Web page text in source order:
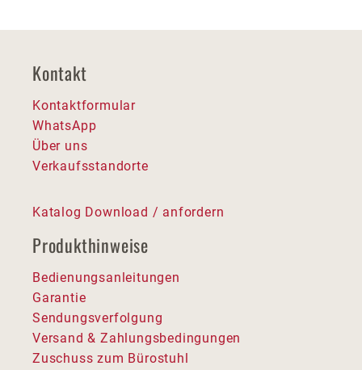
Kontakt
Kontaktformular
WhatsApp
Über uns
Verkaufsstandorte
Katalog Download / anfordern
Produkthinweise
Bedienungsanleitungen
Garantie
Sendungsverfolgung
Versand & Zahlungsbedingungen
Zuschuss zum Bürostuhl